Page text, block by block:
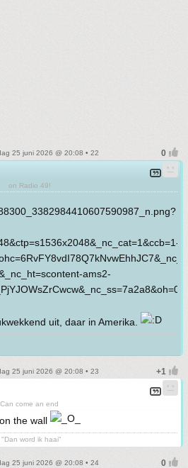
25 juni 2026 @ 20:08 • 22
on Radio 49!
uit, daar in Amerika.
25 juni 2026 @ 20:08 • 23
Can come an end
the wall
word ik haai"
25 juni 2026 @ 20:08 • 24